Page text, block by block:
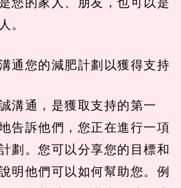
。
通您的減肥計劃以獲得支持
溝通，是獲取支持的第一
告訴他們，您正在進行一項
劃。您可以分享您的目標和
明他們可以如何幫助您。例